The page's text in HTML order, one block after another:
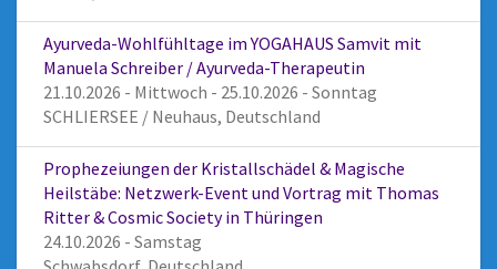
Ayurveda-Wohlfühltage im YOGAHAUS Samvit mit
Manuela Schreiber / Ayurveda-Therapeutin
21.10.2026 - Mittwoch - 25.10.2026 - Sonntag
SCHLIERSEE / Neuhaus, Deutschland
Prophezeiungen der Kristallschädel & Magische
Heilstäbe: Netzwerk-Event und Vortrag mit Thomas
Ritter & Cosmic Society in Thüringen
24.10.2026 - Samstag